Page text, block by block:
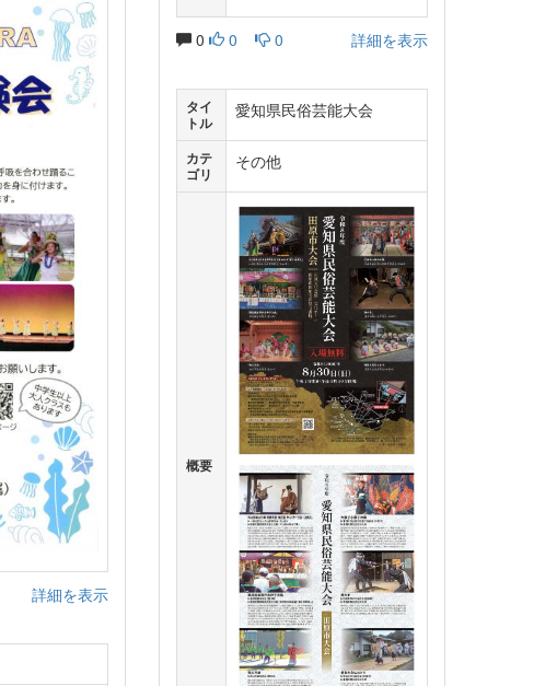
詳細を表示
0 0 0 詳細を表示
タイ
トル
愛知県民俗芸能大会
カテ
ゴリ
その他
概要